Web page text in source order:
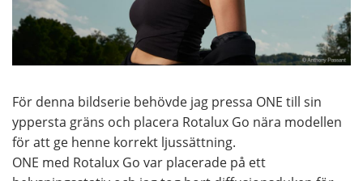
För denna bildserie behövde jag pressa ONE till sin
yppersta gräns och placera Rotalux Go nära modellen
för att ge henne korrekt ljussättning.
ONE med Rotalux Go var placerade på ett